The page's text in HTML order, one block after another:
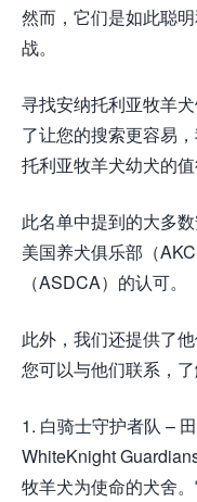
然而，它们是如此聪
战。
寻找安纳托利亚牧羊
了让您的搜索更容易
托利亚牧羊犬幼犬的
此名单中提到的大多
美国养犬俱乐部（
（ASDCA）的认可。
此外，我们还提供了
您可以与他们联系，了
1. 白骑士守护者队 –
WhiteKnight
牧羊犬为使命的犬舍